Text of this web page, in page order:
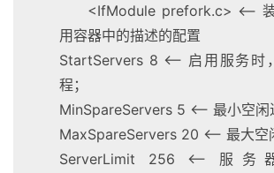
<IfModule prefork.c> <–
用容器中的描述的配置
StartServers 8 <– 启用服务时
程；
MinSpareServers 5 <– 最小空闲
MaxSpareServers 20 <– 最大空
ServerLimit 256 <– 服